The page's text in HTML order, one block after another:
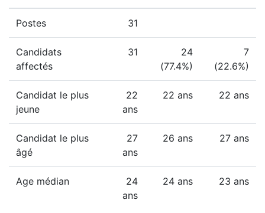
Postes 31
Candidats
affectés
31
24
(77.4%)
7
(22.6%)
Candidat le plus
jeune
22
ans
22 ans 22 ans
Candidat le plus
âgé
27
ans
26 ans 27 ans
Age médian
24
ans
24 ans 23 ans